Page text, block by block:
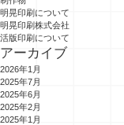
明晃印刷について
明晃印刷株式会社
活版印刷について
アーカイブ
2026年1月
2025年7月
2025年6月
2025年2月
2025年1月